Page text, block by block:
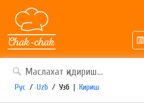
Рус / Uzb / Узб | Кириш